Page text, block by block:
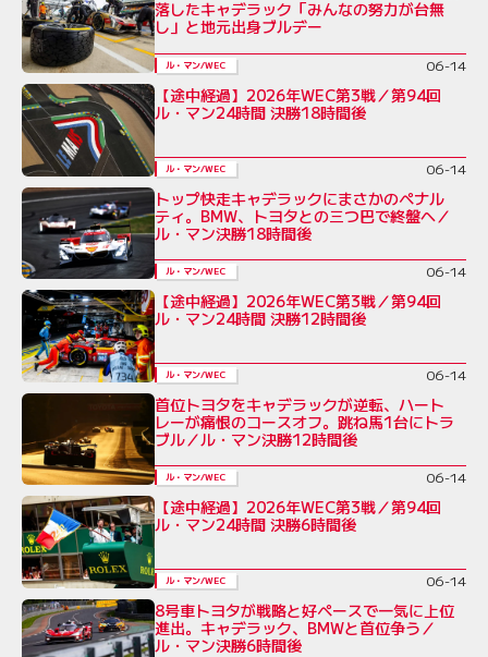
落したキャデラック「みんなの努力が台無
し」と地元出身ブルデー
ル・マン/WEC 06-14
【途中経過】2026年WEC第3戦／第94回
ル・マン24時間 決勝18時間後
ル・マン/WEC 06-14
トップ快走キャデラックにまさかのペナル
ティ。BMW、トヨタとの三つ巴で終盤へ／
ル・マン決勝18時間後
ル・マン/WEC 06-14
【途中経過】2026年WEC第3戦／第94回
ル・マン24時間 決勝12時間後
ル・マン/WEC 06-14
首位トヨタをキャデラックが逆転、ハート
レーが痛恨のコースオフ。跳ね馬1台にトラ
ブル／ル・マン決勝12時間後
ル・マン/WEC 06-14
【途中経過】2026年WEC第3戦／第94回
ル・マン24時間 決勝6時間後
ル・マン/WEC 06-14
8号車トヨタが戦略と好ペースで一気に上位
進出。キャデラック、BMWと首位争う／
ル・マン決勝6時間後